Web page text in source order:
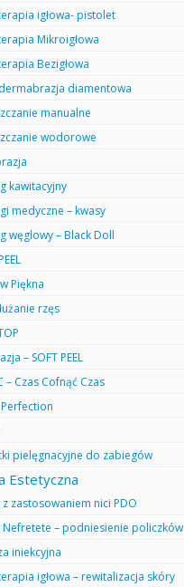
igłowa- pistolet
Mikroigłowa
Bezigłowa
diamentowa
manualne
wodorowe
kawitacyjny
medyczne – kwasy
węglowy – Black Doll
Piękna
rzęs
– SOFT PEEL
– Czas Cofnąć Czas
pielęgnacyjne do zabiegów
Estetyczna
zastosowaniem nici PDO
Nefretete – podniesienie policzków
iniekcyjna
igłowa – rewitalizacja skóry